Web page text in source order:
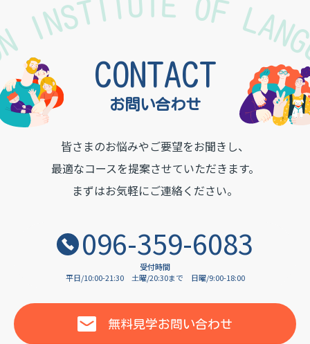
INSTITUTE OF
お問い合わせ
CONTACT
皆さまのお悩みやご要望をお聞きし、
最適なコースを提案させていただきます。
まずはお気軽にご連絡ください。
096-359-6083
受付時間
平日/10:00-21:30
土曜/20:30まで 日曜/9:00-18:00
無料見学お問い合わせ